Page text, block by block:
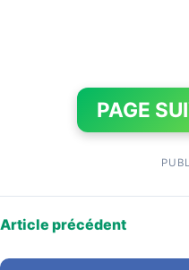
PAGE
Article précédent